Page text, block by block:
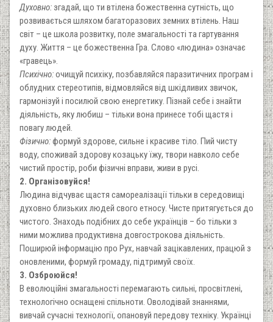
Духовно: згадай, що ти втілена божественна сутність, що
розвивається шляхом багаторазових земних втілень. Наш
світ – це школа розвитку, поле змагальності та гартування
духу. Життя – це божественна Гра. Слово «людина» означає
«гравець».
Психічно:очищуй психіку, позбавляйся паразитичних програм і
облудних стереотипів, відмовляйся від шкідливих звичок,
гармонізуй і посилюй свою енергетику. Пізнай себе і знайти
діяльність, яку любиш – тільки вона принесе тобі щастя і
повагу людей.
Фізично:формуй здорове, сильне і красиве тіло. Пий чисту
воду, споживай здорову козацьку їжу, твори навколо себе
чистий простір, роби фізичні вправи, живи в русі.
2. Організовуйся!
Людина відчуває щастя самореалізації тільки в середовищі
духовно близьких людей свого етносу. Чисте притягується до
чистого. Знаходь подібних до себе українців – бо тільки з
ними можлива продуктивна довгострокова діяльність.
Поширюй інформацію про Рух, навчай зацікавлених, працюй з
оновленими, формуй громаду, підтримуй своїх.
3. Озброюйся!
В еволюційні змагальності перемагають сильні, просвітлені,
технологічно оснащені спільноти. Оволодівай знаннями,
вивчай сучасні технології, опановуй передову техніку. Українці